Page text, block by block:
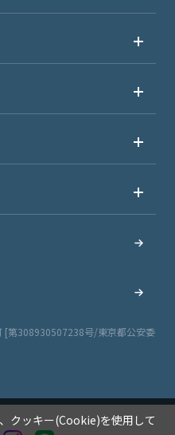
[第308930507238号/東京都公安委
クッキー(Cookie)を使用して